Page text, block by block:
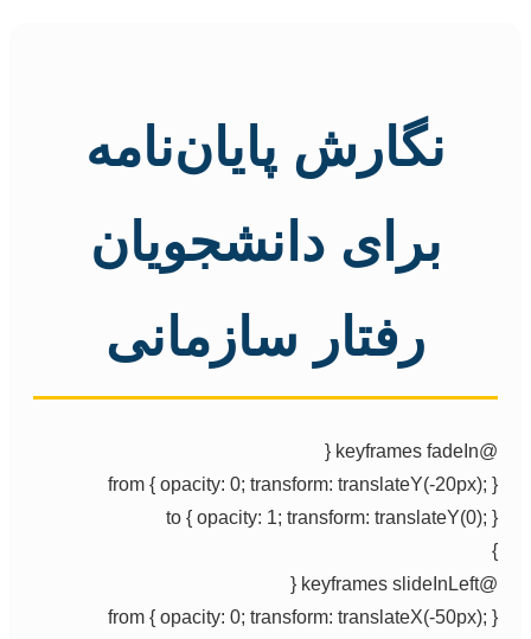
نگارش پایان‌نامه
برای دانشجویان
رفتار سازمانی
@keyframes fadeIn {
from { opacity: 0; transform: translateY(-20px); }
to { opacity: 1; transform: translateY(0); }
}
@keyframes slideInLeft {
from { opacity: 0; transform: translateX(-50px); }